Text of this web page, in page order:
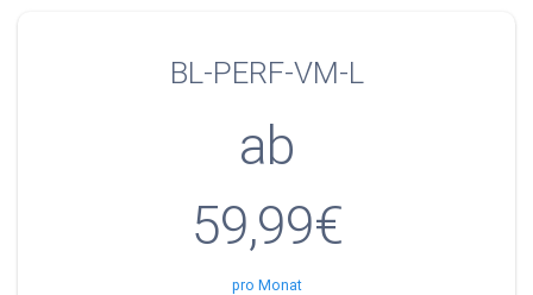
BL-PERF-VM-L
ab
59,99€
pro Monat